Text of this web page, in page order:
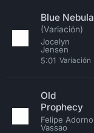
Blue Nebula
(Variación)
Jocelyn
Jensen
5:01 Variación
Old
Prophecy
Felipe Adorno
Vassao